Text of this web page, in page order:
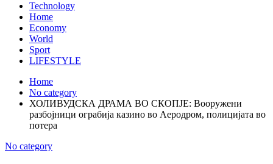
Technology
Home
Economy
World
Sport
LIFESTYLE
Home
No category
ХОЛИВУДСКА ДРАМА ВО СКОПЈЕ: Вооружени
разбојници ограбија казино во Аеродром, полицијата во
потера
No category